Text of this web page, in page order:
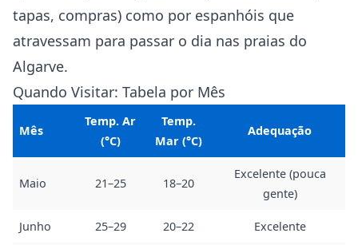
tapas, compras) como por espanhóis que
atravessam para passar o dia nas praias do
Algarve.
Quando Visitar: Tabela por Mês
Mês
Temp. Ar
(°C)
Temp.
Mar (°C)
Adequação
Maio 21–25 18–20
Excelente (pouca
gente)
Junho 25–29 20–22 Excelente